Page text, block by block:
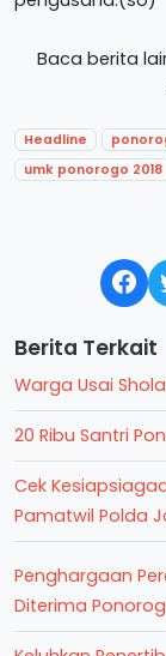
Baca berita
Headline
umk ponorogo 2018
Berita Terkait
Warga Usai
20 Ribu Santri
Cek
Pamatwil Polda
Penghargaan
Diterima